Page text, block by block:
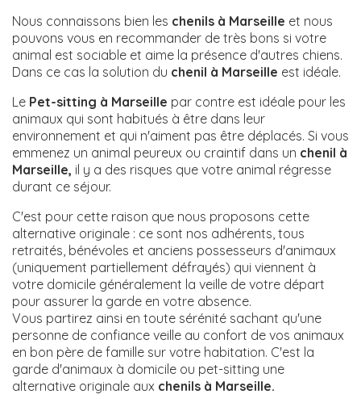
Nous connaissons bien les chenils à Marseille et nous
pouvons vous en recommander de très bons si votre
animal est sociable et aime la présence d'autres chiens.
Dans ce cas la solution du chenil à Marseille est idéale.
Le Pet-sitting à Marseille par contre est idéale pour les
animaux qui sont habitués à être dans leur
environnement et qui n'aiment pas être déplacés. Si vous
emmenez un animal peureux ou craintif dans un chenil à
Marseille, il y a des risques que votre animal régresse
durant ce séjour.
C'est pour cette raison que nous proposons cette
alternative originale : ce sont nos adhérents, tous
retraités, bénévoles et anciens possesseurs d'animaux
(uniquement partiellement défrayés) qui viennent à
votre domicile généralement la veille de votre départ
pour assurer la garde en votre absence.
Vous partirez ainsi en toute sérénité sachant qu'une
personne de confiance veille au confort de vos animaux
en bon père de famille sur votre habitation. C'est la
garde d'animaux à domicile ou pet-sitting une
alternative originale aux chenils à Marseille.